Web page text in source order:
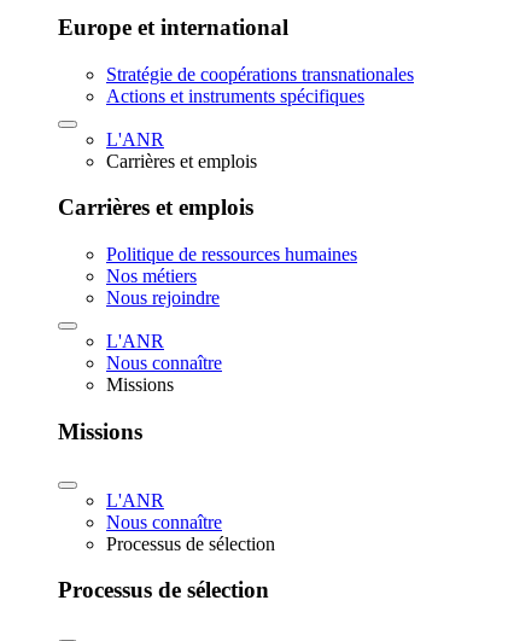
Europe et international
Stratégie de coopérations transnationales
Actions et instruments spécifiques
L'ANR
Carrières et emplois
Carrières et emplois
Politique de ressources humaines
Nos métiers
Nous rejoindre
L'ANR
Nous connaître
Missions
Missions
L'ANR
Nous connaître
Processus de sélection
Processus de sélection